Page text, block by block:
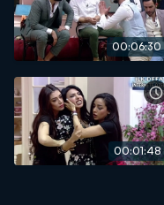
00:06:30
00:01:48